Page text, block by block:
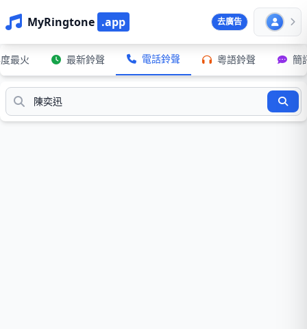
MyRingtone .app 去廣告
最火 最新鈴聲 電話鈴聲 粵語鈴聲 簡